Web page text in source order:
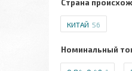
Страна
КИТАЙ 56
Номинальный